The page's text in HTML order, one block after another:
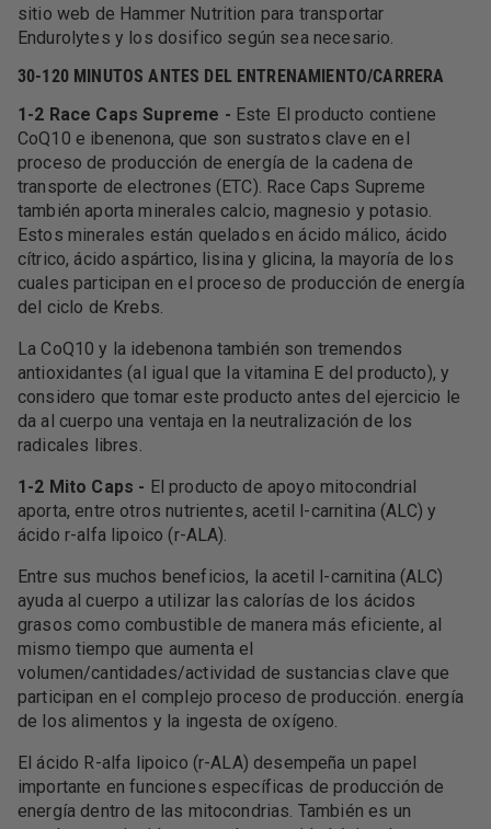
sitio web de Hammer Nutrition para transportar
Endurolytes y los dosifico según sea necesario.
30-120 MINUTOS ANTES DEL ENTRENAMIENTO/CARRERA
1-2 Race Caps Supreme - Este El producto contiene
CoQ10 e ibenenona, que son sustratos clave en el
proceso de producción de energía de la cadena de
transporte de electrones (ETC). Race Caps Supreme
también aporta minerales calcio, magnesio y potasio.
Estos minerales están quelados en ácido málico, ácido
cítrico, ácido aspártico, lisina y glicina, la mayoría de los
cuales participan en el proceso de producción de energía
del ciclo de Krebs.
La CoQ10 y la idebenona también son tremendos
antioxidantes (al igual que la vitamina E del producto), y
considero que tomar este producto antes del ejercicio le
da al cuerpo una ventaja en la neutralización de los
radicales libres.
1-2 Mito Caps - El producto de apoyo mitocondrial
aporta, entre otros nutrientes, acetil l-carnitina (ALC) y
ácido r-alfa lipoico (r-ALA).
Entre sus muchos beneficios, la acetil l-carnitina (ALC)
ayuda al cuerpo a utilizar las calorías de los ácidos
grasos como combustible de manera más eficiente, al
mismo tiempo que aumenta el
volumen/cantidades/actividad de sustancias clave que
participan en el complejo proceso de producción. energía
de los alimentos y la ingesta de oxígeno.
El ácido R-alfa lipoico (r-ALA) desempeña un papel
importante en funciones específicas de producción de
energía dentro de las mitocondrias. También es un